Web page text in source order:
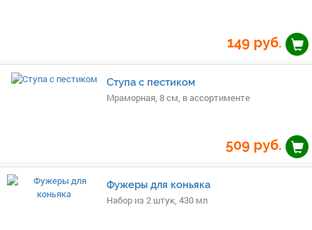
149 руб.
Ступа с пестиком
Мраморная, 8 см, в ассортименте
509 руб.
Фужеры для коньяка
Набор из 2 штук, 430 мл